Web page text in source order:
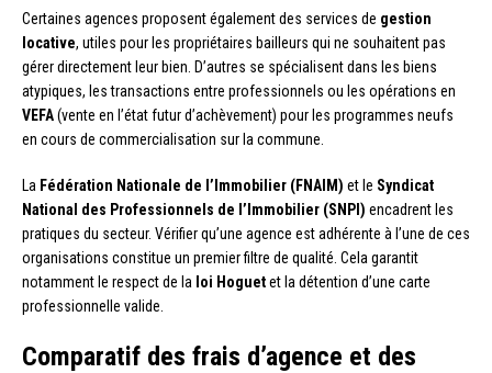
Certaines agences proposent également des services de gestion
locative, utiles pour les propriétaires bailleurs qui ne souhaitent pas
gérer directement leur bien. D’autres se spécialisent dans les biens
atypiques, les transactions entre professionnels ou les opérations en
VEFA(vente en l’état futur d’achèvement) pour les programmes neufs
en cours de commercialisation sur la commune.
La Fédération Nationale de l’Immobilier (FNAIM) et le Syndicat
National des Professionnels de l’Immobilier (SNPI) encadrent les
pratiques du secteur. Vérifier qu’une agence est adhérente à l’une de ces
organisations constitue un premier filtre de qualité. Cela garantit
notamment le respect de la loi Hoguetet la détention d’une carte
professionnelle valide.
Comparatif des frais d’agence et des